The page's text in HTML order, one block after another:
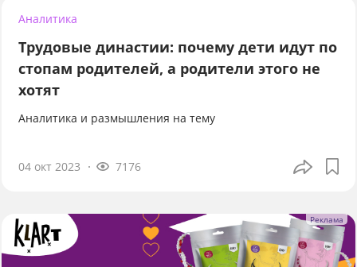
Аналитика
Трудовые династии: почему дети идут по
стопам родителей, а родители этого не
хотят
Аналитика и размышления на тему
04 окт 2023 7176